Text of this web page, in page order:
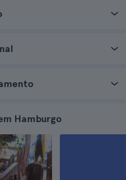
Hamburgo